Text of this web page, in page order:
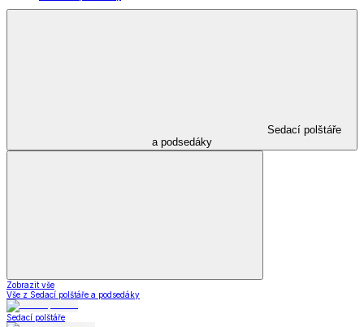
Sedací polštáře
a podsedáky
Zobrazit vše
Vše z Sedací polštáře a podsedáky
Sedací polštáře